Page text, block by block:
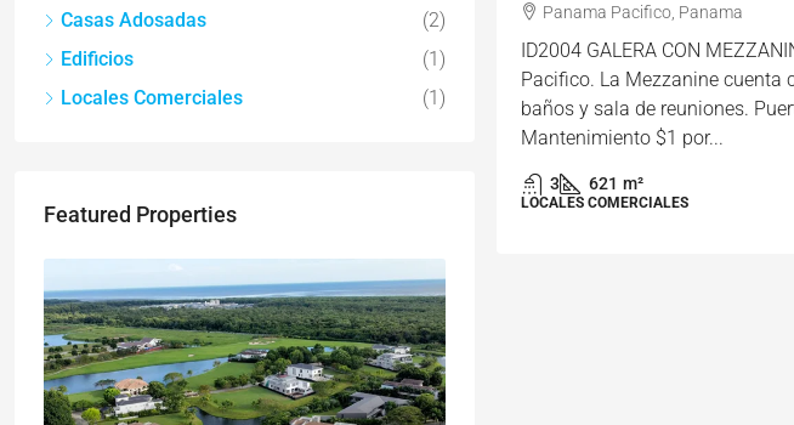
Panama Pacifico, Panama
ID2004 GALERA CON
Pacifico. La Mezzanine cuenta
baños y sala de reuniones.
Mantenimiento $1 por...
3 621 m²
LOCALES COMERCIALES
Casas Adosadas
(2)
Edificios
(1)
Locales Comerciales
(1)
Featured Properties